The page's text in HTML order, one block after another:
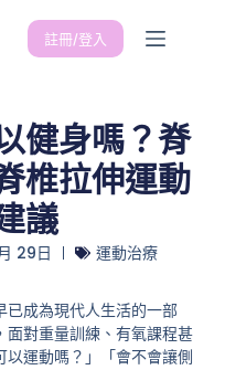
註冊/登入
健身嗎？脊
椎拉伸運動
議
29日 運動治療
成為現代人生活的一部
對重量訓練、有氧課程甚
運動嗎？」「會不會讓側